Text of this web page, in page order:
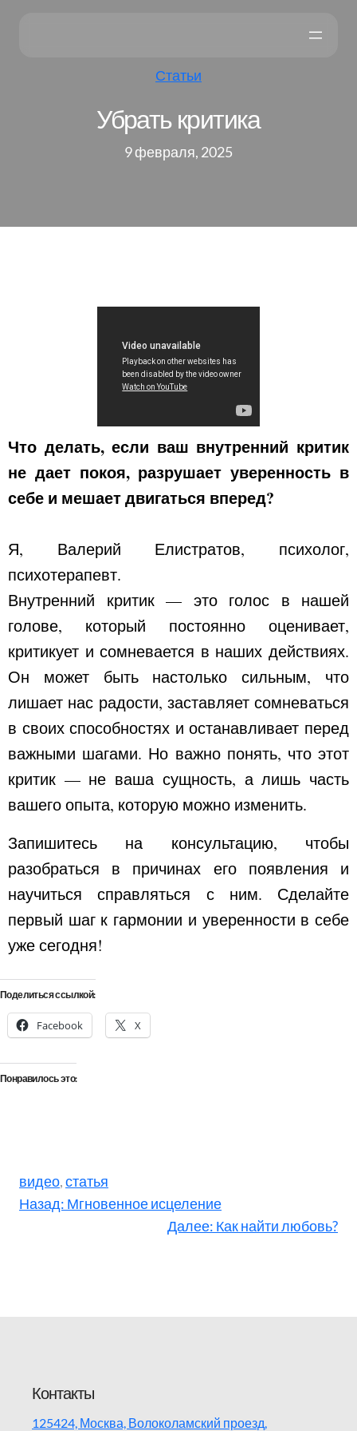
Статьи
Убрать критика
9 февраля, 2025
Что делать, если ваш внутренний критик
не дает покоя, разрушает уверенность в
себе и мешает двигаться вперед?
Я, Валерий Елистратов, психолог,
психотерапевт.
Внутренний критик — это голос в нашей
голове, который постоянно оценивает,
критикует и сомневается в наших действиях.
Он может быть настолько сильным, что
лишает нас радости, заставляет сомневаться
в своих способностях и останавливает перед
важными шагами. Но важно понять, что этот
критик — не ваша сущность, а лишь часть
вашего опыта, которую можно изменить.
Запишитесь на консультацию, чтобы
разобраться в причинах его появления и
научиться справляться с ним. Сделайте
первый шаг к гармонии и уверенности в себе
уже сегодня!
Поделиться ссылкой:
Facebook X
Понравилось это:
видео, статья
Назад: Мгновенное исцеление
Далее: Как найти любовь?
Контакты
125424, Москва, Волоколамский проезд,